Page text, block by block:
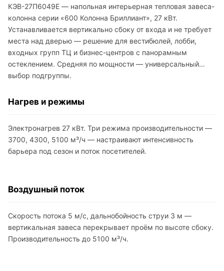
КЭВ-27П6049E — напольная интерьерная тепловая завеса-
колонна серии «600 Колонна Бриллиант», 27 кВт.
Устанавливается вертикально сбоку от входа и не требует
места над дверью — решение для вестибюлей, лобби,
входных групп ТЦ и бизнес-центров с панорамным
остеклением. Средняя по мощности — универсальный
выбор подгруппы.
Нагрев и режимы
Электронагрев 27 кВт. Три режима производительности —
3700, 4300, 5100 м³/ч — настраивают интенсивность
барьера под сезон и поток посетителей.
Воздушный поток
Скорость потока 5 м/с, дальнобойность струи 3 м —
вертикальная завеса перекрывает проём по высоте сбоку.
Производительность до 5100 м³/ч.